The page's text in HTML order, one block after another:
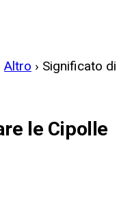
Altro › Significato di
le Cipolle